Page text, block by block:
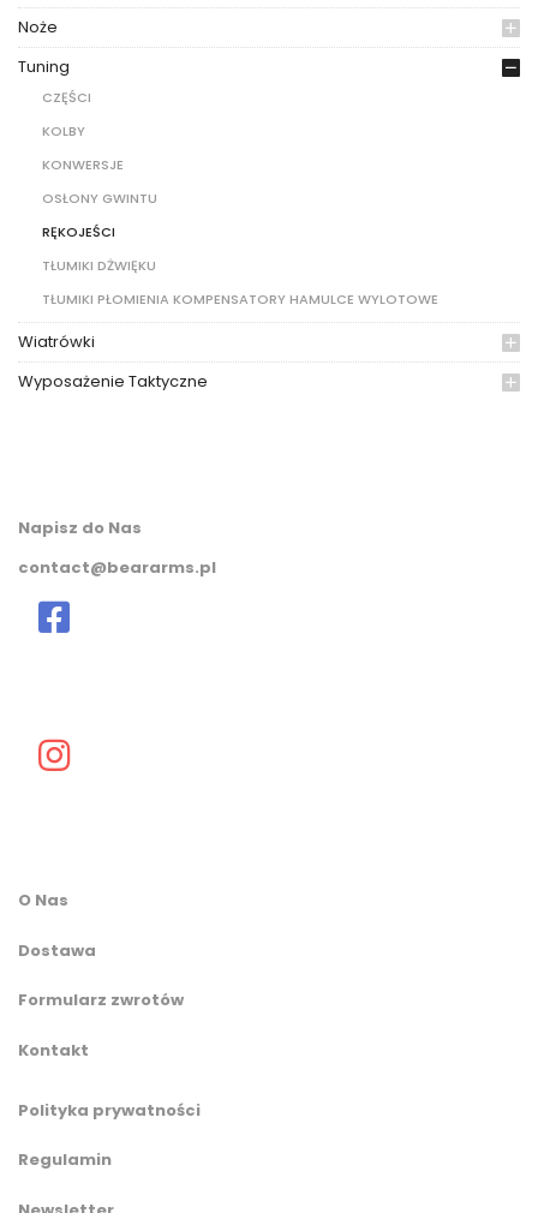
Noże
Tuning
CZĘŚCI
KOLBY
KONWERSJE
OSŁONY GWINTU
RĘKOJEŚCI
TŁUMIKI DŻWIĘKU
TŁUMIKI PŁOMIENIA KOMPENSATORY HAMULCE WYLOTOWE
Wiatrówki
Wyposażenie Taktyczne
Napisz do Nas
contact@beararms.pl
O Nas
Dostawa
Formularz zwrotów
Kontakt
Polityka prywatności
Regulamin